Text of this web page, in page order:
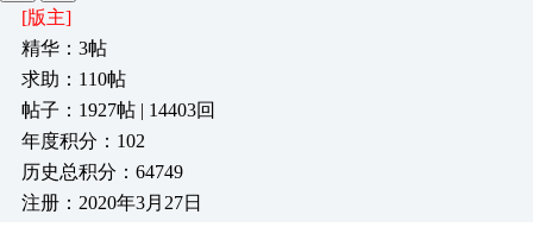
[版主]
精华：3帖
求助：110帖
帖子：1927帖 | 14403回
年度积分：102
历史总积分：64749
注册：2020年3月27日